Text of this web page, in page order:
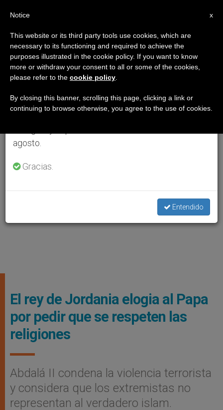
El rey de Jordania elogia al Papa
por pedir que se respeten las
religiones
Abdalá II condena la violencia terrorista
y considera que los extremistas no
representan al verdadero islam.
×
Aviso importante
Del 27 de julio al 7 de agosto haremos la pausa
anual, aprovechando que en el periodo de verano
se generan menos informaciones y también el
agosto.
Gracias.
Entendido
x
Notice
This website or its third party tools use cookies, which are
necessary to its functioning and required to achieve the
purposes illustrated in the cookie policy. If you want to know
more or withdraw your consent to all or some of the cookies,
please refer to the cookie policy
By closing this banner, scrolling this page, clicking a link or
continuing to browse otherwise, you agree to the use of cookies.